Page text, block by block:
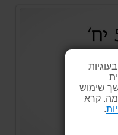
שימוש
קרא
.